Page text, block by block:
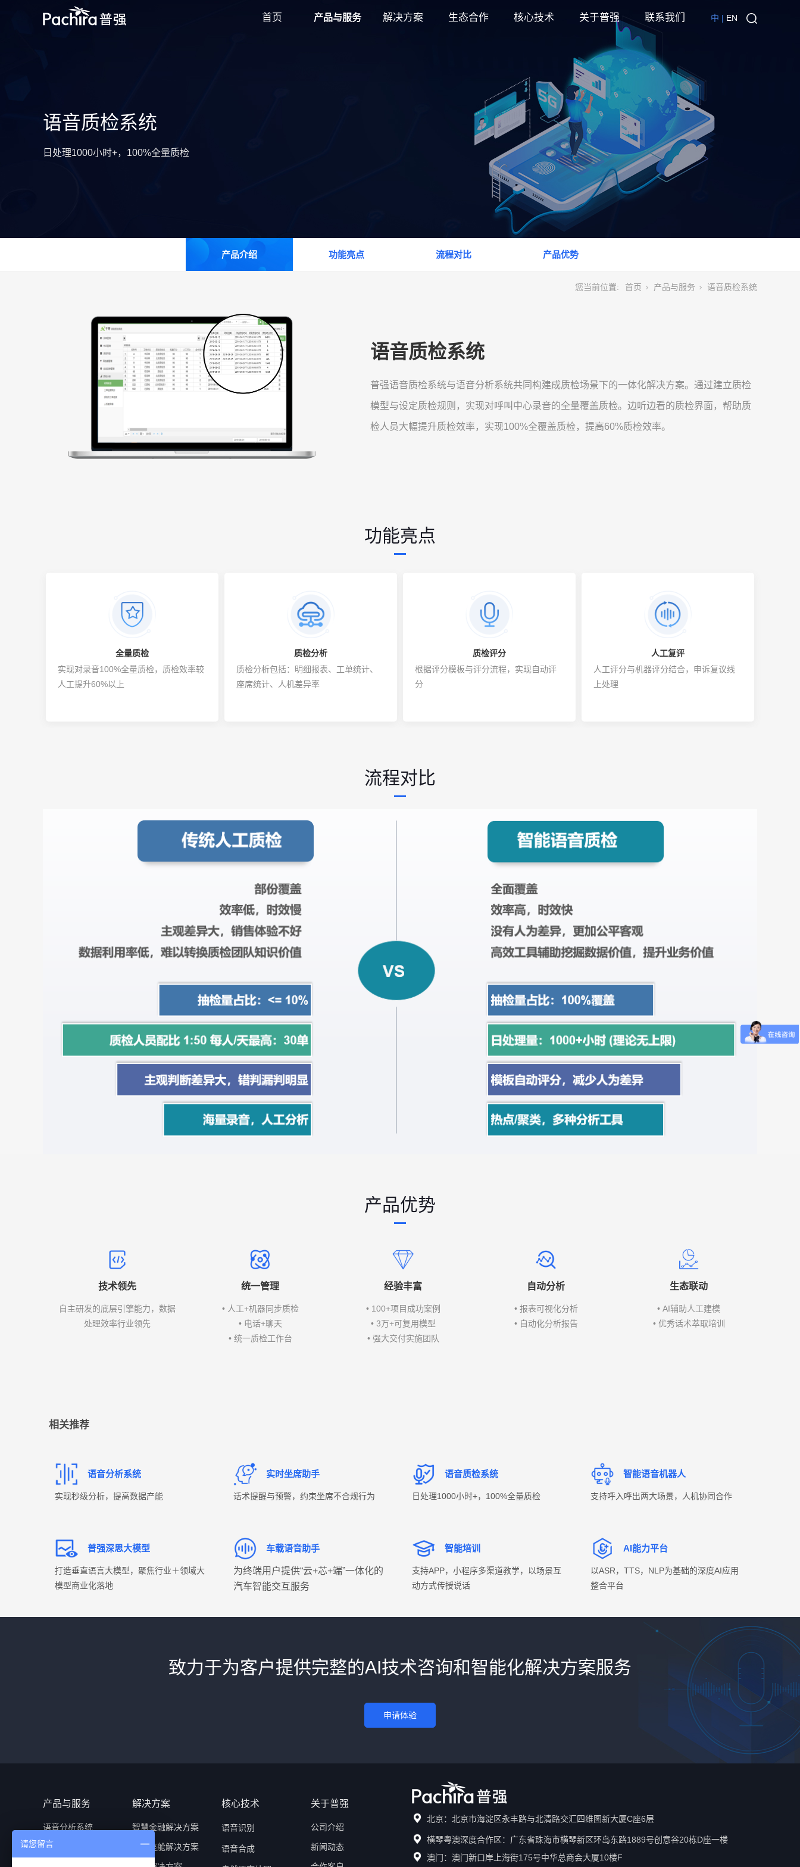
首页 产品与服务 解决方案 生态合作 核心技术 关于普强 联系我们 EN
中 |
语音质检系统
日处理1000小时+，100%全量质检
产品介绍 功能亮点 流程对比 产品优势
您当前位置: 首页 产品与服务 语音质检系统
语音质检系统
普强语音质检系统与语音分析系统共同构建成质检场景下的一体化解决方案。通过建立质检
模型与设定质检规则，实现对呼叫中心录音的全量覆盖质检。边听边看的质检界面，帮助质
检人员大幅提升质检效率，实现100%全覆盖质检，提高60%质检效率。
功能亮点
全量质检
实现对录音100%全量质检，质检效率较
人工提升60%以上
质检分析
质检分析包括：明细报表、工单统计、
座席统计、人机差异率
质检评分
根据评分模板与评分流程，实现自动评
分
人工复评
人工评分与机器评分结合，申诉复议线
上处理
流程对比
产品优势
业
痛
点
技术领先
自主研发的底层引擎能力，数据
处理效率行业领先
统一管理
• 人工+机器同步质检
• 电话+聊天
• 统一质检工作台
经验丰富
• 100+项目成功案例
• 3万+可复用模型
• 强大交付实施团队
自动分析
• 报表可视化分析
• 自动化分析报告
生态联动
• AI辅助人工建模
• 优秀话术萃取培训
相关推荐
语音分析系统
实现秒级分析，提高数据产能
实时坐席助手
话术提醒与预警，约束坐席不合规行为
语音质检系统
日处理1000小时+，100%全量质检
智能语音机器人
支持呼入呼出两大场景，人机协同合作
普强深思大模型
打造垂直语言大模型，聚焦行业＋领域大
模型商业化落地
车载语音助手
为终端用户提供“云+芯+端”一体化的
汽车智能交互服务
智能培训
支持APP，小程序多渠道教学，以场景互
动方式传授说话
AI能力平台
以ASR，TTS，NLP为基础的深度AI应用
整合平台
致力于为客户提供完整的AI技术咨询和智能化解决方案服务
申请体验
产品与服务
语音分析系统
实时坐席助手
解决方案
智慧金融解决方案
智慧座舱解决方案
核心技术
语音识别
语音合成
关于普强
公司介绍
新闻动态
北京：北京市海淀区永丰路与北清路交汇四维图新大厦C座6层
横琴粤澳深度合作区：广东省珠海市横琴新区环岛东路1889号创意谷20栋D座一楼
澳门：澳门新口岸上海街175号中华总商会大厦10楼F
请您留言